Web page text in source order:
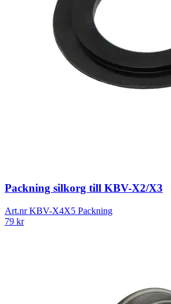
Packning silkorg till KBV-X2/X3
Art.nrKBV-X4X5 Packning
79 kr